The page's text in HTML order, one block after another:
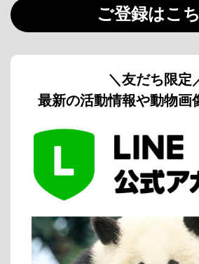
ご登録はこ
＼友だち限定
最新の活動情報や動物画